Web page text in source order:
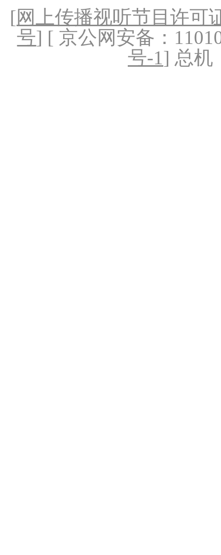
[网上传播视听节目许可
号] [ 京公网安备：
号-1] 总机